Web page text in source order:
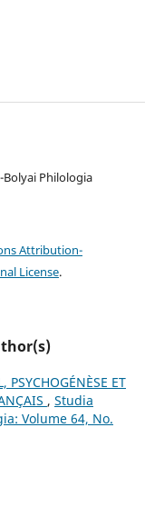
Philologia
Attribution-
License.
PSYCHOGÉNÈSE ET
, Studia
Volume 64, No.